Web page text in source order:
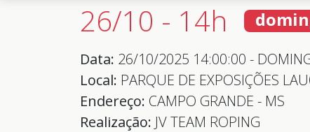
26/10 - 14h
Data: 26/10/2025 14:00:00 -
Local: PARQUE DE EXPOSIÇÕES
Endereço: CAMPO GRANDE - MS
Realização: JV TEAM ROPING